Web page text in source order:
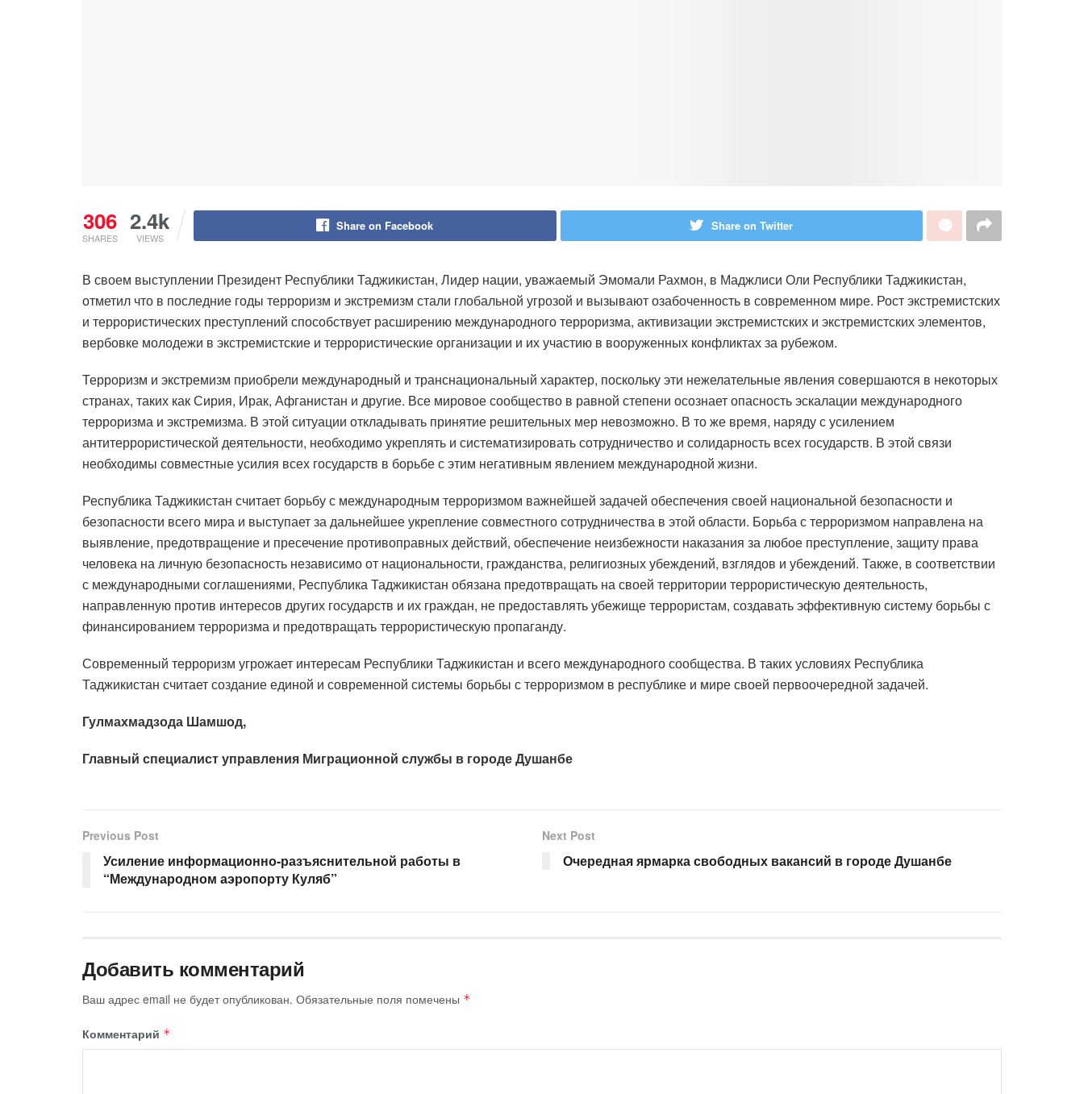
306
SHARES
2.4k
VIEWS
Share on Facebook Share on Twitter
В своем выступлении Президент Республики Таджикистан, Лидер нации, уважаемый Эмомали Рахмон, в Маджлиси Оли Республики Таджикистан,
отметил что в последние годы терроризм и экстремизм стали глобальной угрозой и вызывают озабоченность в современном мире. Рост экстремистских
и террористических преступлений способствует расширению международного терроризма, активизации экстремистских и экстремистских элементов,
вербовке молодежи в экстремистские и террористические организации и их участию в вооруженных конфликтах за рубежом.
Терроризм и экстремизм приобрели международный и транснациональный характер, поскольку эти нежелательные явления совершаются в некоторых
странах, таких как Сирия, Ирак, Афганистан и другие. Все мировое сообщество в равной степени осознает опасность эскалации международного
терроризма и экстремизма. В этой ситуации откладывать принятие решительных мер невозможно. В то же время, наряду с усилением
антитеррористической деятельности, необходимо укреплять и систематизировать сотрудничество и солидарность всех государств. В этой связи
необходимы совместные усилия всех государств в борьбе с этим негативным явлением международной жизни.
Республика Таджикистан считает борьбу с международным терроризмом важнейшей задачей обеспечения своей национальной безопасности и
безопасности всего мира и выступает за дальнейшее укрепление совместного сотрудничества в этой области. Борьба с терроризмом направлена ​​на
выявление, предотвращение и пресечение противоправных действий, обеспечение неизбежности наказания за любое преступление, защиту права
человека на личную безопасность независимо от национальности, гражданства, религиозных убеждений, взглядов и убеждений. Также, в соответствии
с международными соглашениями, Республика Таджикистан обязана предотвращать на своей территории террористическую деятельность,
направленную против интересов других государств и их граждан, не предоставлять убежище террористам, создавать эффективную систему борьбы с
финансированием терроризма и предотвращать террористическую пропаганду.
Современный терроризм угрожает интересам Республики Таджикистан и всего международного сообщества. В таких условиях Республика
Таджикистан считает создание единой и современной системы борьбы с терроризмом в республике и мире своей первоочередной задачей.
Гулмахмадзода Шамшод,
Главный специалист управления Миграционной службы в городе Душанбе
Previous Post
Усиление информационно-разъяснительной работы в
“Международном аэропорту Куляб”
Next Post
Очередная ярмарка свободных вакансий в городе Душанбе
Добавить комментарий
Ваш адрес email не будет опубликован. Обязательные поля помечены *
Комментарий *